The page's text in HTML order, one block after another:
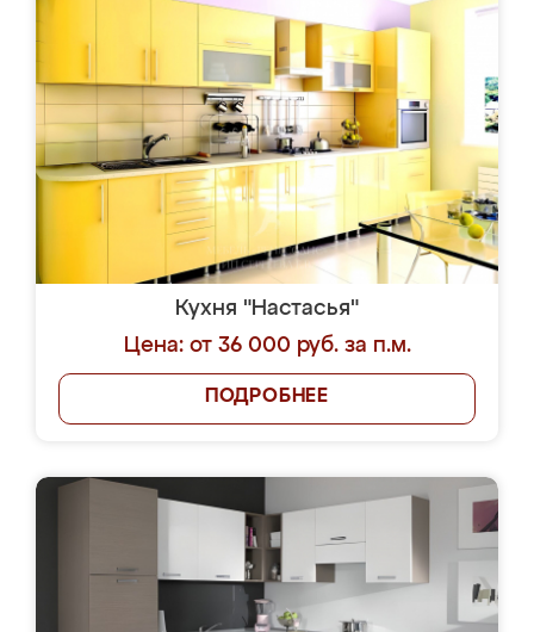
Кухня "Настасья"
Цена: от 36 000 руб. за п.м.
ПОДРОБНЕЕ